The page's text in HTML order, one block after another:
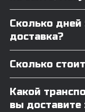
Сколько дней
доставка?
Сколько
Какой
вы доставите